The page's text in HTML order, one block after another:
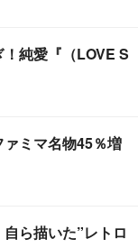
純愛『（LOVE S
ミマ名物45％増
ら描いた”レトロ